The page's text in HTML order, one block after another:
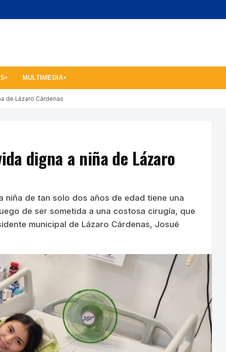
▾ MULTIMEDIA▾
de Lázaro Cárdenas
digna a niña de Lázaro
niña de tan solo dos años de edad tiene una
de ser sometida a una costosa cirugía, que
municipal de Lázaro Cárdenas, Josué